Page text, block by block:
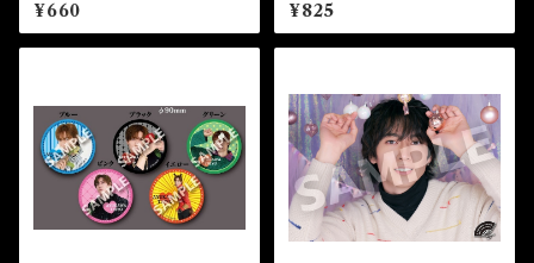
¥660
能24周年記念イベント
¥825